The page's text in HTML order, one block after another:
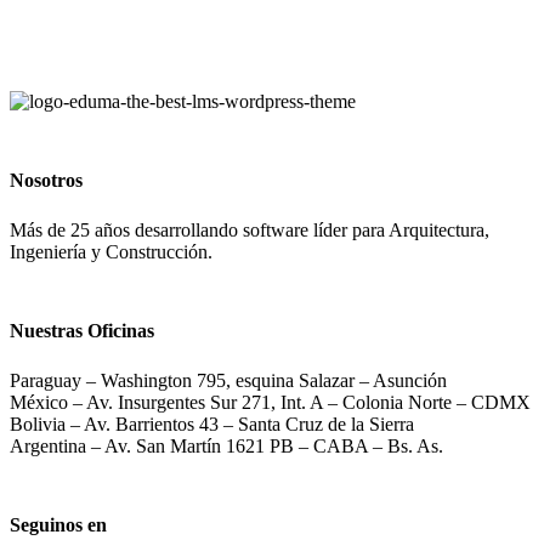
Nosotros
Más de 25 años desarrollando software líder para Arquitectura,
Ingeniería y Construcción.
Nuestras Oficinas
Paraguay – Washington 795, esquina Salazar – Asunción
México – Av. Insurgentes Sur 271, Int. A – Colonia Norte – CDMX
Bolivia – Av. Barrientos 43 – Santa Cruz de la Sierra
Argentina – Av. San Martín 1621 PB – CABA – Bs. As.
Seguinos en